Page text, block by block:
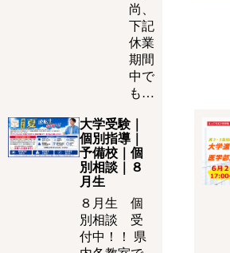
尚、
下記
休業
期間
中で
も…
大学受験｜
個別指導｜
予備校｜個
別相談｜８
月生
８月生 個
別相談 受
付中！！ 県